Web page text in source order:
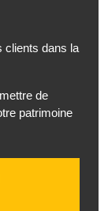
clients dans la
de
patrimoine